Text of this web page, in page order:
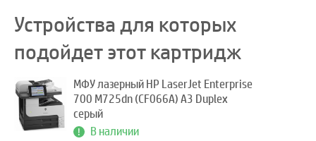
Устройства для которых
подойдет этот картридж
МФУ лазерный HP LaserJet Enterprise
700 M725dn (CF066A) A3 Duplex
серый
В наличии